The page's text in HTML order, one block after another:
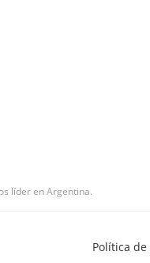
líder en Argentina.
Política